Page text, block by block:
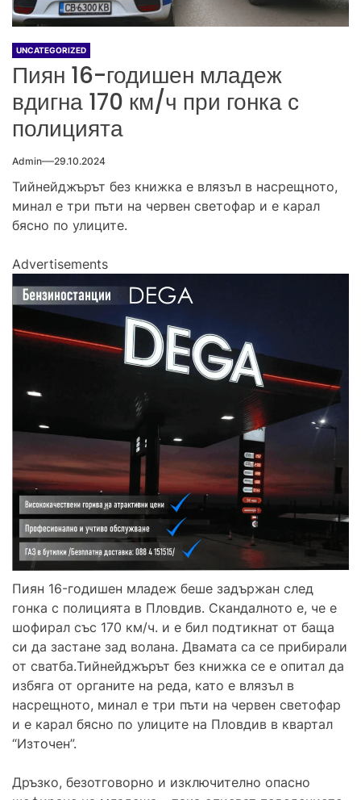
UNCATEGORIZED
Пиян 16-годишен младеж
вдигна 170 км/ч при гонка с
полицията
Admin 29.10.2024
Тийнейджърът без книжка е влязъл в насрещното,
минал е три пъти на червен светофар и е карал
бясно по улиците.
Advertisements
Пиян 16-годишен младеж беше задържан след
гонка с полицията в Пловдив. Скандалното е, че е
шофирал със 170 км/ч. и е бил подтикнат от баща
си да застане зад волана. Двамата са се прибирали
от сватба.Тийнейджърът без книжка се е опитал да
избяга от органите на реда, като е влязъл в
насрещното, минал е три пъти на червен светофар
и е карал бясно по улиците на Пловдив в квартал
“Източен”.
Дръзко, безотговорно и изключително опасно